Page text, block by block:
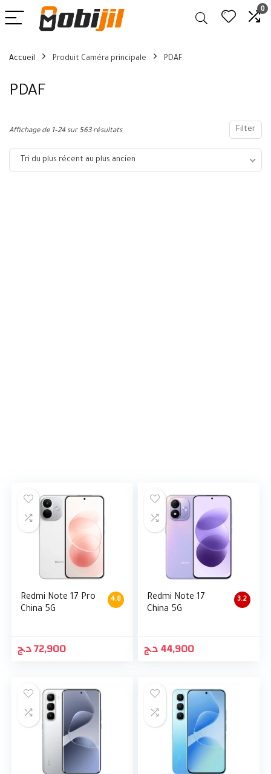
0
Accueil Produit Caméra principale PDAF
PDAF
Filter
Affichage de 1–24 sur 563 résultats
Tri du plus récent au plus ancien
4.8
Redmi Note 17 Pro
China 5G
72,900د.ج
3.2
Redmi Note 17
China 5G
44,900د.ج